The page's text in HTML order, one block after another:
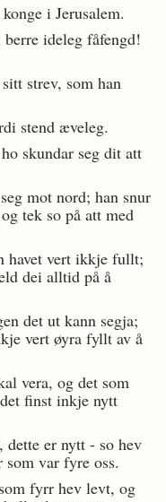
i Jerusalem.
ideleg fåfengd!
strev, som han
stend æveleg.
skundar seg dit att
mot nord; han snur
tek so på att med
havet vert ikkje fullt;
dei alltid på å
det ut kann segja;
vert øyra fyllt av å
vera, og det som
finst inkje nytt
dette er nytt - so hev
var fyre oss.
fyrr hev levt, og